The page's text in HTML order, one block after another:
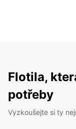
Flotila,
potřeby
Vyzkoušejte si ty